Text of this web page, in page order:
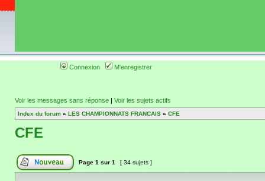
Connexion M'enregistrer
Voir les messages sans réponse | Voir les sujets actifs
Index du forum » LES CHAMPIONNATS FRANCAIS » CFE
CFE
Page 1 sur 1 [ 34 sujets ]